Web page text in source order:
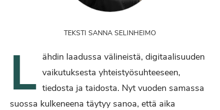
TEKSTI SANNA SELINHEIMO
L ähdin laadussa välineistä, digitaalisuuden
vaikutuksesta yhteistyösuhteeseen,
tiedosta ja taidosta. Nyt vuoden samassa
suossa kulkeneena täytyy sanoa, että aika